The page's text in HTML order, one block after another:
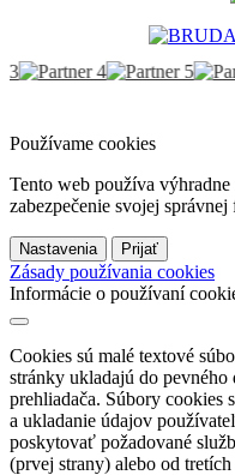
Používame cookies
Tento web používa
zabezpečenie svojej
Nastavenia Prijať
Zásady používania cookies
Informácie o používaní
Cookies sú malé textové
stránky ukladajú do
prehliadača. Súbory cookies
a ukladanie údajov
poskytovať požadované
(prvej strany) alebo od tretích